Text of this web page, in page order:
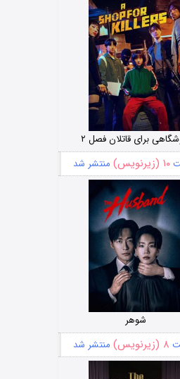
برای قاتلان فصل ۲
۱۰ (زیرنویس) منتشر شد
شوهر
۸ (زیرنویس) منتشر شد